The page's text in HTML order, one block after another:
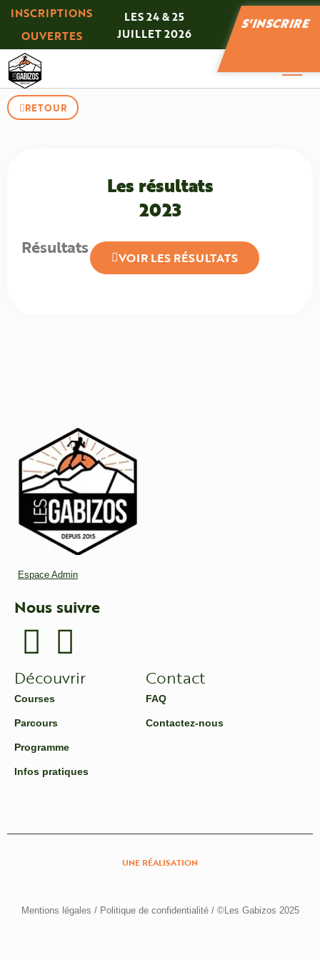
INSCRIPTIONS
OUVERTES
LES 24 & 25
JUILLET 2026
S'INSCRIRE
RETOUR
Les résultats
2023
Résultats VOIR LES RÉSULTATS
Espace Admin
Nous suivre
Découvrir
Courses
Parcours
Programme
Infos pratiques
Contact
FAQ
Contactez-nous
UNE RÉALISATION
Mentions légales /Politique de confidentialité/ ©Les Gabizos 2025